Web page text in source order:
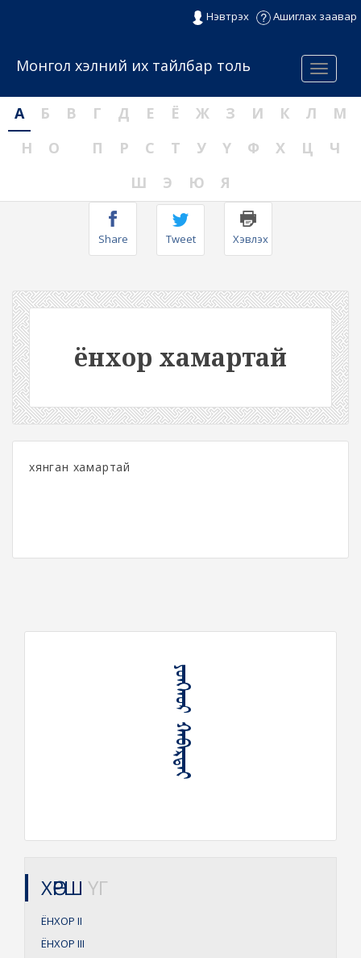
Нэвтрэх Ашиглах заавар
Menu
Монгол хэлний их тайлбар толь
А Б В Г Д Е Ё Ж З И К Л
М
Н
О П Р С Т У Ү Ф Х Ц
Ч
Ш
Э Ю Я
Share Tweet Хэвлэх
ёнхор хамартай
хянган хамартай
ᠶᠣᠩᠬᠤᠷ ᠬᠠᠪᠠᠷᠲᠠᠢ
ХӨРШ ҮГ
ЁНХОР II
ЁНХОР III